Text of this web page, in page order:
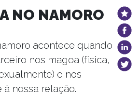
NO NAMORO
acontece quando
nos magoa (física,
e nos
nossa relação.